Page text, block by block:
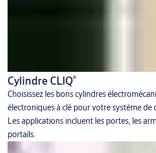
Cylindre CLIQ®
Choisissez les bons cylindres
électroniques à clé pour votre système de
Les applications incluent les portes, les
portails.